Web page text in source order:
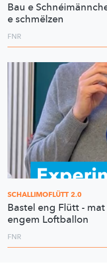
Bau e
e schmëlzen
FNR
SCHALLIMOFLÜTT 2.0
Bastel eng Flütt -
engem Loftballon
FNR